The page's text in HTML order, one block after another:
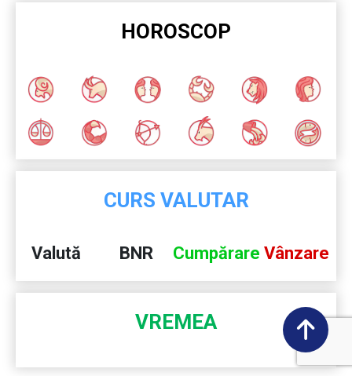
HOROSCOP
CURS VALUTAR
Valută BNR Cumpărare Vânzare
VREMEA